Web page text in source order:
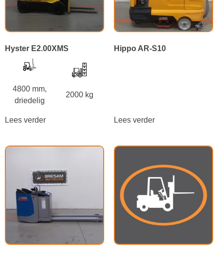
Hyster E2.00XMS
4800 mm,
driedelig
2000 kg
Lees verder
Hippo AR-S10
Lees verder